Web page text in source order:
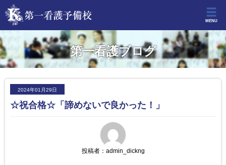
MENU
第一看護ブログ
2024年01月29日
☆祝合格☆「諦めないで良かった！」
投稿者： admin_dickng